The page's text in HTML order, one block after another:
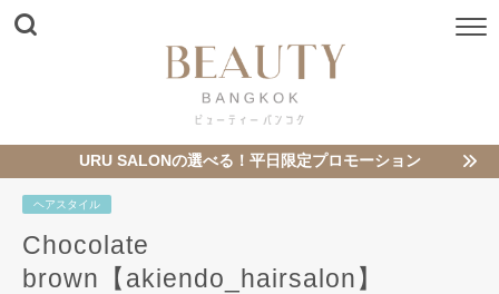
URU SALONの選べる！平日限定プロモーション
ヘアスタイル
Chocolate
brown【akiendo_hairsalon】